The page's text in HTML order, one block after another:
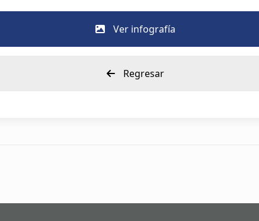
Ver infografía
Regresar